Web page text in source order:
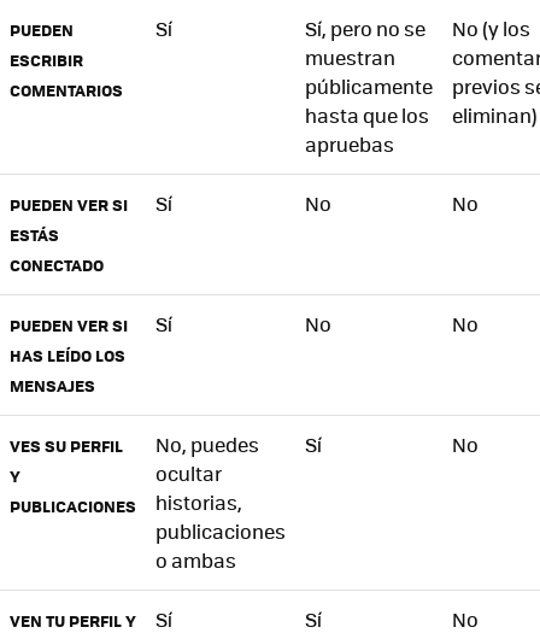
PUEDEN
ESCRIBIR
COMENTARIOS
Sí
Sí, pero no se
muestran
públicamente
hasta que los
apruebas
No (y los
previos
eliminan)
PUEDEN VER SI
ESTÁS
CONECTADO
Sí No No
PUEDEN VER SI
HAS LEÍDO LOS
MENSAJES
Sí No No
VES SU PERFIL
Y
PUBLICACIONES
No, puedes
ocultar
historias,
publicaciones
o ambas
Sí No
VEN TU PERFIL Y Sí Sí No